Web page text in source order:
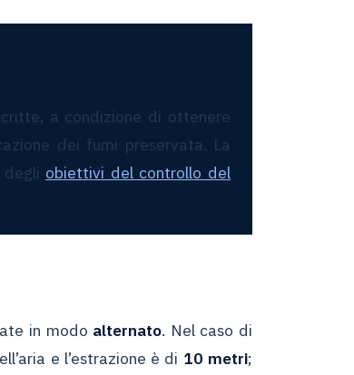
a condizione di ottenere
dei fumi preservata. La
obiettivi del controllo del
in modo alternato. Nel caso di
e l’estrazione è di 10 metri;